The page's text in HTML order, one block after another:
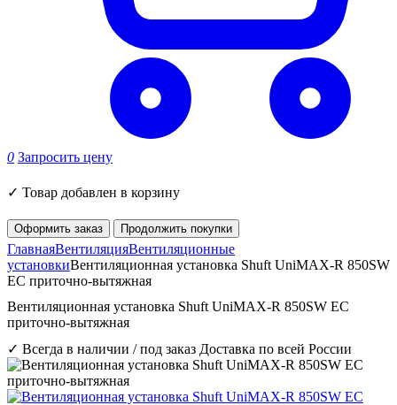
0 Запросить цену
✓ Товар добавлен в корзину
Оформить заказ Продолжить покупки
ГлавнаяВентиляцияВентиляционные
установкиВентиляционная установка Shuft UniMAX-R 850SW
EC приточно-вытяжная
Вентиляционная установка Shuft UniMAX-R 850SW EC
приточно-вытяжная
✓ Всегда в наличии / под заказ Доставка по всей России